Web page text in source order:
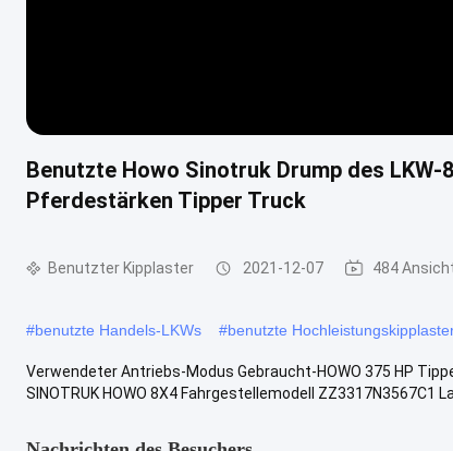
Benutzte Howo Sinotruk Drump des
Pferdestärken Tipper Truck
Benutzter Kipplaster 2021-12-07 484
#benutzte Handels-LKWs #benutzte
Verwendeter Antriebs-Modus Gebraucht-HOWO 375 HP
SINOTRUK HOWO 8X4 Fahrgestellemodell ZZ3317N3567C1